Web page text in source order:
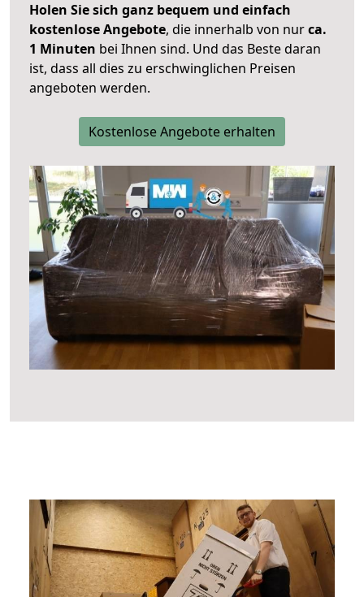
Holen Sie sich ganz bequem und einfach
kostenlose Angebote, die innerhalb von nurca.
1 Minuten bei Ihnen sind. Und das Beste daran
ist, dass all dies zu erschwinglichen Preisen
angeboten werden.
Kostenlose Angebote erhalten